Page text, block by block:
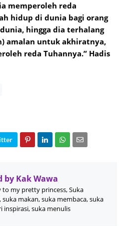
memperoleh reda
hidup di dunia bagi orang
hingga dia terhalang
amalan untuk akhiratnya,
reda Tuhannya.” Hadis
by Kak Wawa
my pretty princess, Suka
suka makan, suka membaca, suka
inspirasi, suka menulis